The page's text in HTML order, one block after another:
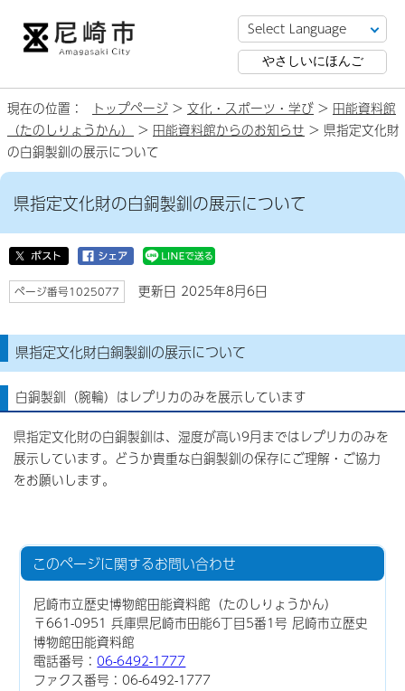
やさしいにほんご
現在の位置： トップページ > 文化・スポーツ・学び > 田能資料館
（たのしりょうかん）
> 田能資料館からのお知らせ > 県指定文化財
の白銅製釧の展示について
県指定文化財の白銅製釧の展示について
ページ番号1025077 更新日 2025年8月6日
県指定文化財白銅製釧の展示について
白銅製釧（腕輪）はレプリカのみを展示しています
県指定文化財の白銅製釧は、湿度が高い9月まではレプリカのみを
展示しています。どうか貴重な白銅製釧の保存にご理解・ご協力
をお願いします。
このページに関するお問い合わせ
尼崎市立歴史博物館田能資料館（たのしりょうかん）
〒661-0951 兵庫県尼崎市田能6丁目5番1号 尼崎市立歴史
博物館田能資料館
電話番号：06-6492-1777
ファクス番号：06-6492-1777